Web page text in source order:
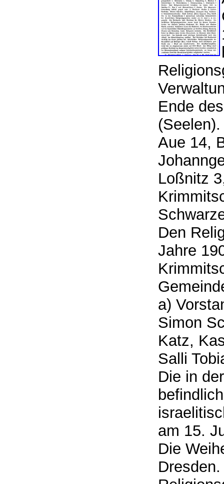
Ende
Aue 14,
Loßnitz
Den
Jahre
a)
Simon
Katz,
Salli
Die in
am 15.
Die